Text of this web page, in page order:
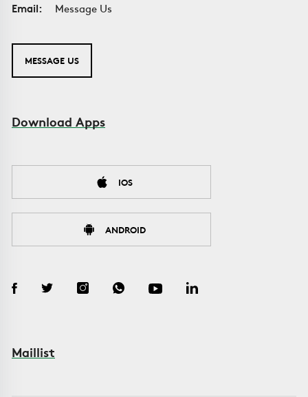
Email:
Message Us
MESSAGE US
Download Apps
IOS
ANDROID
Maillist